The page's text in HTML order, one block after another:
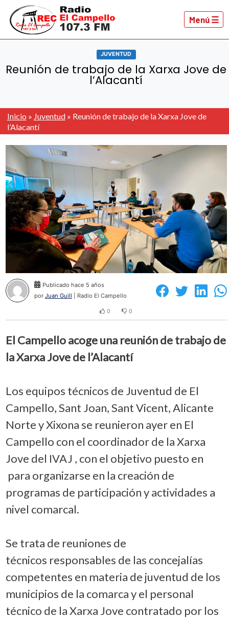
Menú ☰
JUVENTUD
Reunión de trabajo de la Xarxa Jove de
l’Alacantí
Inicio » Juventud» Reunión de trabajo de la Xarxa Jove de
l’Alacantí
Publicado hace 5 años
por Juan Guill | Radio El Campello
0 0
El Campello acoge una reunión de trabajo de
la Xarxa Jove de l’Alacantí
Los equipos técnicos de Juventud de El
Campello, Sant Joan, Sant Vicent, Alicante
Norte y Xixona se reunieron ayer en El
Campello con el coordinador de la Xarxa
Jove del IVAJ , con el objetivo puesto en
para organizarse en la creación de
programas de participación y actividades a
nivel comarcal.
Se trata de reuniones de
técnicos responsables de las concejalías
competentes en materia de juventud de los
municipios de la comarca y el personal
técnico de la Xarxa Jove contratado por los